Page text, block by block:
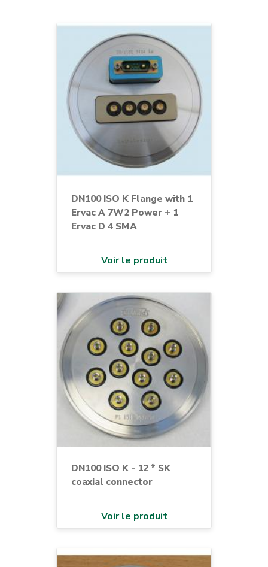
DN100 ISO K Flange with 1
Ervac A 7W2 Power + 1
Ervac D 4 SMA
Voir le produit
DN100 ISO K - 12 * SK
coaxial connector
Voir le produit